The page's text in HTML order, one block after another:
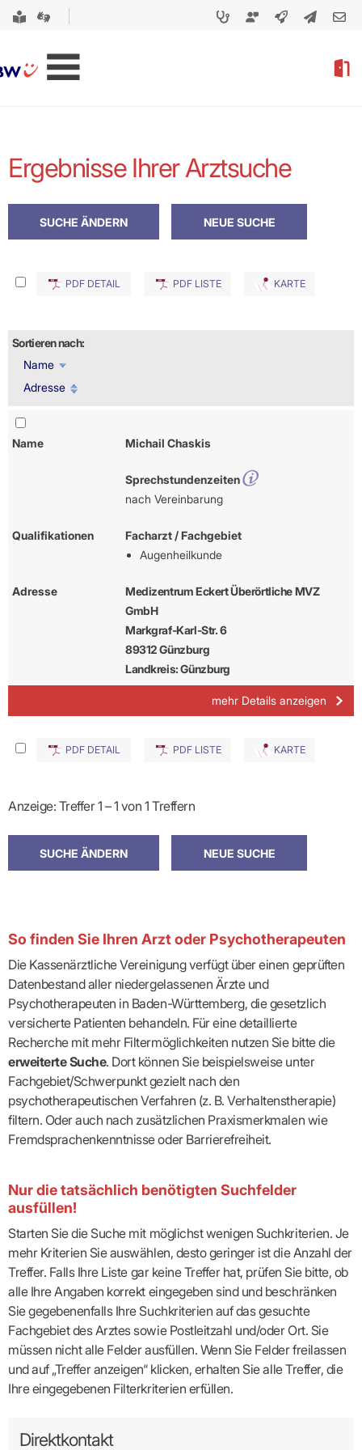
Ergebnisse Ihrer Arztsuche
PDF DETAIL PDF LISTE KARTE
Sortieren nach:
Name
Adresse
Name Michail Chaskis
Sprechstundenzeiten
nach Vereinbarung
Qualifikationen
Facharzt / Fachgebiet
Augenheilkunde
Adresse
Medizentrum Eckert Überörtliche MVZ
GmbH
Markgraf-Karl-Str. 6
89312 Günzburg
Landkreis: Günzburg
mehr Details anzeigen
PDF DETAIL PDF LISTE KARTE
Anzeige: Treffer 1 – 1 von 1 Treffern
So finden Sie Ihren Arzt oder Psychotherapeuten
Die Kassenärztliche Vereinigung verfügt über einen geprüften
Datenbestand aller niedergelassenen Ärzte und
Psychotherapeuten in Baden-Württemberg, die gesetzlich
versicherte Patienten behandeln. Für eine detaillierte
Recherche mit mehr Filtermöglichkeiten nutzen Sie bitte die
erweiterte Suche. Dort können Sie beispielsweise unter
Fachgebiet/Schwerpunkt gezielt nach den
psychotherapeutischen Verfahren (z. B. Verhaltenstherapie)
filtern. Oder auch nach zusätzlichen Praxismerkmalen wie
Fremdsprachenkenntnisse oder Barrierefreiheit.
Nur die tatsächlich benötigten Suchfelder
ausfüllen!
Starten Sie die Suche mit möglichst wenigen Suchkriterien. Je
mehr Kriterien Sie auswählen, desto geringer ist die Anzahl der
Treffer. Falls Ihre Liste gar keine Treffer hat, prüfen Sie bitte, ob
alle Ihre Angaben korrekt eingegeben sind und beschränken
Sie gegebenenfalls Ihre Suchkriterien auf das gesuchte
Fachgebiet des Arztes sowie Postleitzahl und/oder Ort. Sie
müssen nicht alle Felder ausfüllen. Wenn Sie Felder freilassen
und auf „Treffer anzeigen“ klicken, erhalten Sie alle Treffer, die
Ihre eingegebenen Filterkriterien erfüllen.
Direktkontakt